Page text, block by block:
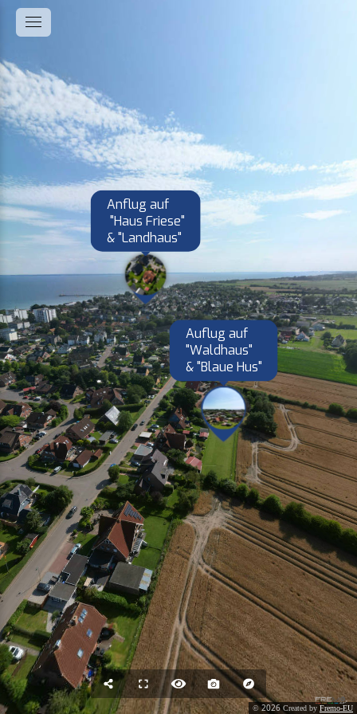
Auflug auf
"Waldhaus"
& "Blaue Hus"
Anflug auf
"Haus Friese"
& "Landhaus"
©2026 Created by Fremo-EU